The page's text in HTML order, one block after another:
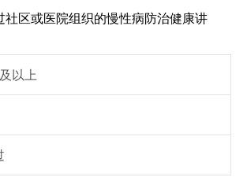
社区或医院组织的慢性病防治健康讲
以上